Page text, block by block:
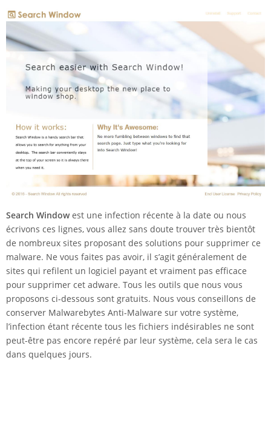
Search Windowest une infection récente à la date ou nous
écrivons ces lignes, vous allez sans doute trouver très bientôt
de nombreux sites proposant des solutions pour supprimer ce
malware. Ne vous faites pas avoir, il s’agit généralement de
sites qui refilent un logiciel payant et vraiment pas efficace
pour supprimer cet adware. Tous les outils que nous vous
proposons ci-dessous sont gratuits. Nous vous conseillons de
conserver Malwarebytes Anti-Malware sur votre système,
l’infection étant récente tous les fichiers indésirables ne sont
peut-être pas encore repéré par leur système, cela sera le cas
dans quelques jours.